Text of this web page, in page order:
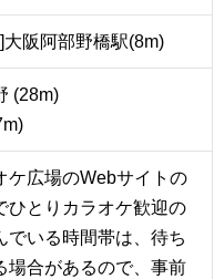
大阪阿部野橋駅(8m)
(28m)
ケ広場のWebサイトの
ひとりカラオケ歓迎の
でいる時間帯は、待ち
場合があるので、事前